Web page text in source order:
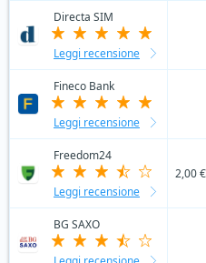
Directa SIM
Leggi recensione
Fineco Bank
Leggi recensione
Freedom24
Leggi recensione
2,00
BG SAXO